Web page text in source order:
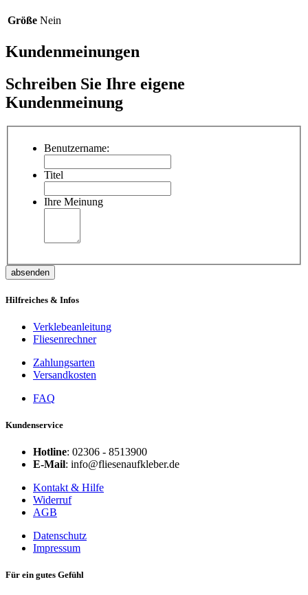
Größe Nein
Kundenmeinungen
Schreiben Sie Ihre eigene
Kundenmeinung
Benutzername:
Titel
Ihre Meinung
absenden
Hilfreiches & Infos
Verklebeanleitung
Fliesenrechner
Zahlungsarten
Versandkosten
FAQ
Kundenservice
Hotline: 02306 - 8513900
E-Mail: info@fliesenaufkleber.de
Kontakt & Hilfe
Widerruf
AGB
Datenschutz
Impressum
Für ein gutes Gefühl